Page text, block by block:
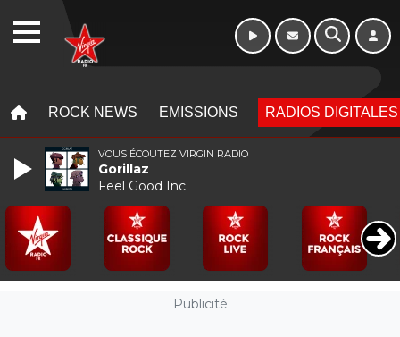
ROCK NEWS EMISSIONS RADIOS DIGITALES
Publicité
VOUS ÉCOUTEZ VIRGIN RADIO
Gorillaz
Feel Good Inc
WEBRADIO